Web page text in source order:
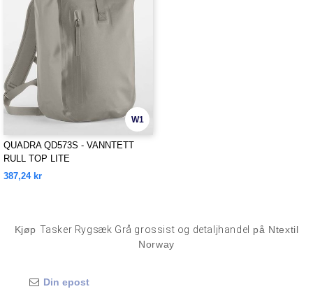
W1
QUADRA QD573S - VANNTETT
RULL TOP LITE
387,24 kr
Kjøp Tasker Rygsæk Grå grossist og detaljhandel på Ntextil
Norway